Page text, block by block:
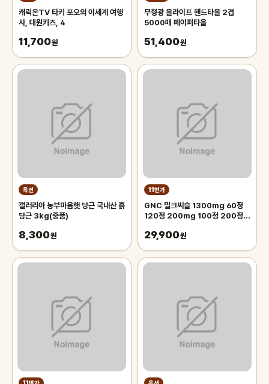
캐릭온TV 타키 포오의 이세계 여행
사, 대원키즈, 4
11,700원
무형광 올라이프 핸드타올 2겹
5000매 페이퍼타올
51,400원
옥션
갤러리아 농부마음햇 당근 국내산 흙
당근 3kg(중품)
8,300원
11번가
GNC 밀크씨슬 1300mg 60정
120정 200mg 100정 200정
29,900원